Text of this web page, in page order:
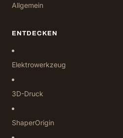
Allgemein
ENTDECKEN
Elektrowerkzeug
3D-Druck
ShaperOrigin